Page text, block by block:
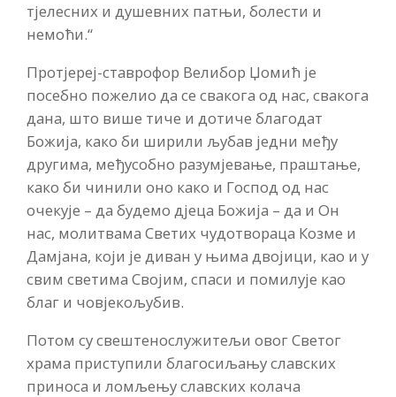
тјелесних и душевних патњи, болести и
немоћи.“
Протјереј-ставрофор Велибор Џомић је
посебно пожелио да се свакога од нас, свакога
дана, што више тиче и дотиче благодат
Божија, како би ширили љубав једни међу
другима, међусобно разумјевање, праштање,
како би чинили оно како и Господ од нас
очекује – да будемо дјеца Божија – да и Он
нас, молитвама Светих чудотвораца Козме и
Дамјана, који је диван у њима двојици, као и у
свим светима Својим, спаси и помилује као
благ и човјекољубив.
Потом су свештенослужитељи овог Светог
храма приступили благосиљању славских
приноса и ломљењу славских колача